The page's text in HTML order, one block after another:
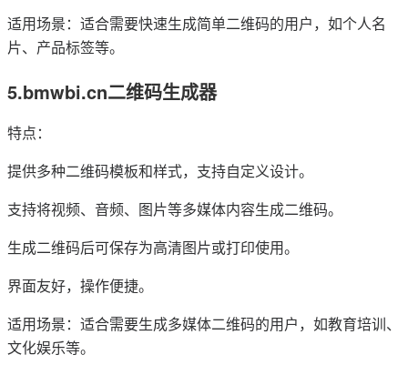
适用场景：适合需要快速生成简单二维码的用户，如个人名
片、产品标签等。
5.bmwbi.cn二维码生成器
特点：
提供多种二维码模板和样式，支持自定义设计。
支持将视频、音频、图片等多媒体内容生成二维码。
生成二维码后可保存为高清图片或打印使用。
界面友好，操作便捷。
适用场景：适合需要生成多媒体二维码的用户，如教育培训、
文化娱乐等。